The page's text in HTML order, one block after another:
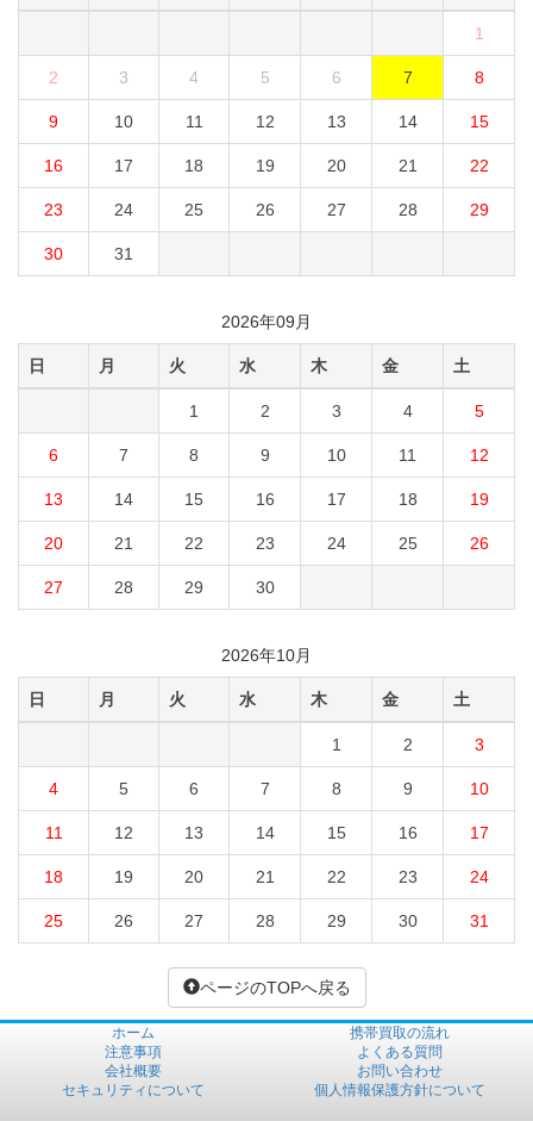
1
2 3 4 5 6 7 8
9 10 11 12 13 14 15
16 17 18 19 20 21 22
23 24 25 26 27 28 29
30 31
2026年09月
日 月 火 水 木 金 土
1 2 3 4 5
6 7 8 9 10 11 12
13 14 15 16 17 18 19
20 21 22 23 24 25 26
27 28 29 30
2026年10月
日 月 火 水 木 金 土
1 2 3
4 5 6 7 8 9 10
11 12 13 14 15 16 17
18 19 20 21 22 23 24
25 26 27 28 29 30 31
ページのTOPへ戻る
ホーム
携帯買取の流れ
注意事項
よくある質問
会社概要
お問い合わせ
セキュリティについて
個人情報保護方針について